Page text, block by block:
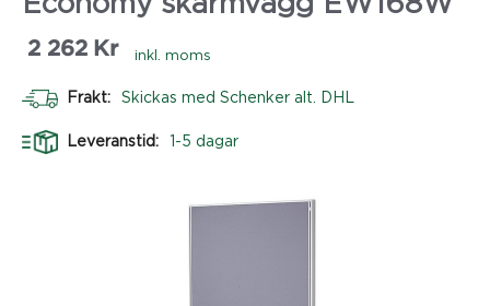
2 262 Kr inkl. moms
Frakt: Skickas med Schenker alt. DHL
Leveranstid: 1-5 dagar